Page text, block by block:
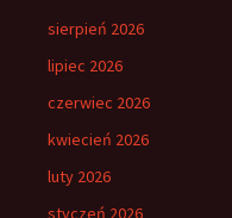
sierpień 2026
lipiec 2026
czerwiec 2026
kwiecień 2026
luty 2026
styczeń 2026